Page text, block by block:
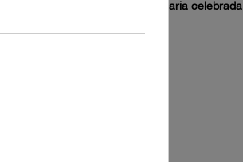
Andalucía en su sesión ordinaria